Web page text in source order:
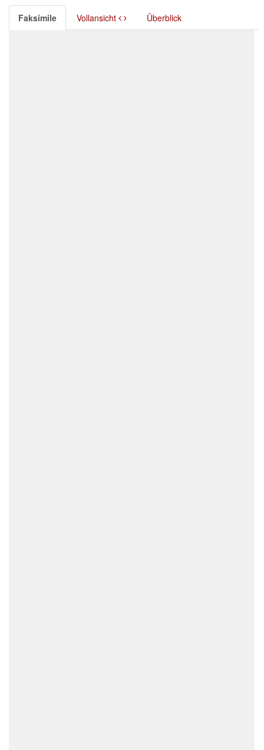
Faksimile Vollansicht Überblick